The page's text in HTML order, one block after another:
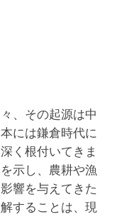
、その起源は中
には鎌倉時代に
く根付いてきま
示し、農耕や漁
響を与えてきた
することは、現